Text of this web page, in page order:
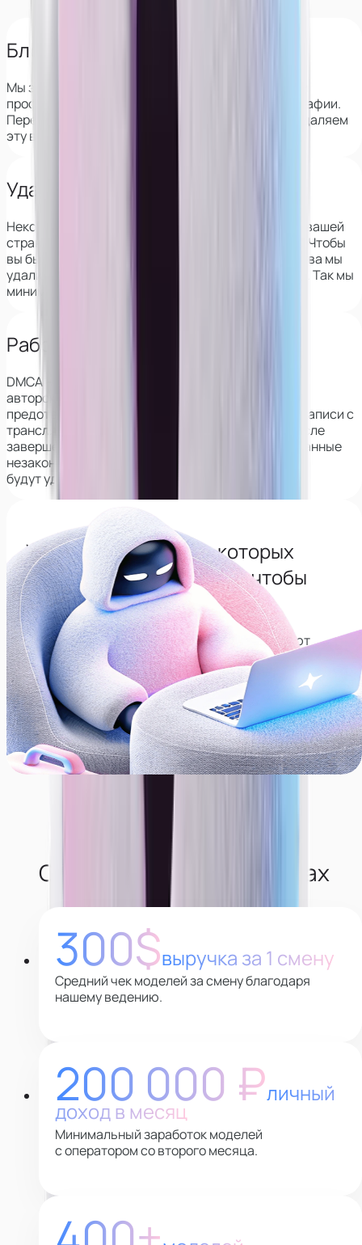
Блокируем поиск по лицу
Мы знаем все сервисы, которые позволяют найти
профиль девушки на вебкам-сайтах по её фотографии.
Перед началом сотрудничества мы полностью удаляем
эту возможность.
Удаляем из архивов VK
Некоторые веб-сайты сохраняют информацию о вашей
странице в ВК, в том числе фотографии и друзей. Чтобы
вы были защищены, перед началом сотрудничества мы
удалим эти данные со всех популярных сервисов. Так мы
минимизируем риск деанона.
Работаем с DMCA
DMCA — это закон о защите
авторского права в интернете, который также
предотвращает распространение скриншотов и записи с
трансляций. Его применение гарантирует, что после
завершения работы все ваши фото и видео, сделанные
незаконно,
будут удалены из интернета навсегда.
Узнай все сервисы с которых
нужно будет удалиться, чтобы
сохранить анонимность
Собрали список сервисов, которые позволяют
находить соц. сети по лицу, рекомендуем
удалиться с них, даже если не планируете карьеру
модели.
Перейти в тг-канал
О наших моделях в цифрах
300$выручка за 1 смену
Средний чек моделей за смену благодаря
нашему ведению.
200 000 ₽личный
доход в месяц
Минимальный заработок моделей
с оператором со второго месяца.